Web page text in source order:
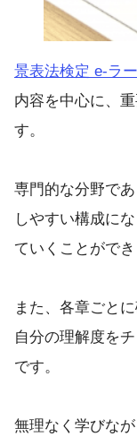
景表法検定 e-ラ
内容を中心に、
す。
専門的な分野で
しやすい構成に
ていくことができ
また、各章ごと
自分の理解度を
です。
無理なく学びな